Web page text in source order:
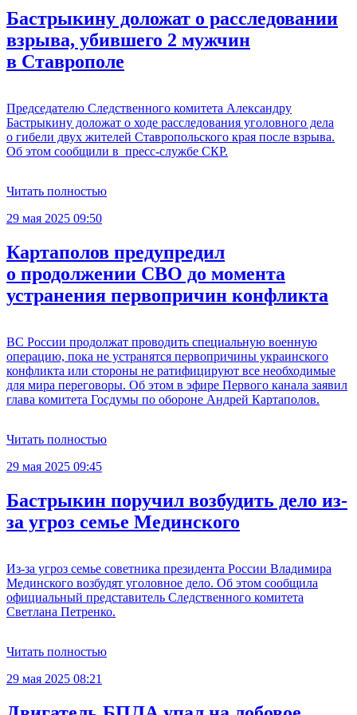
Бастрыкину доложат о расследовании
взрыва, убившего 2 мужчин
в Ставрополе
Председателю Следственного комитета Александру
Бастрыкину доложат о ходе расследования уголовного дела
о гибели двух жителей Ставропольского края после взрыва.
Об этом сообщили в пресс-службе СКР.
Читать полностью
29 мая 2025 09:50
Картаполов предупредил
о продолжении СВО до момента
устранения первопричин конфликта
ВС России продолжат проводить специальную военную
операцию, пока не устранятся первопричины украинского
конфликта или стороны не ратифицируют все необходимые
для мира переговоры. Об этом в эфире Первого канала заявил
глава комитета Госдумы по обороне Андрей Картаполов.
Читать полностью
29 мая 2025 09:45
Бастрыкин поручил возбудить дело из-
за угроз семье Мединского
Из-за угроз семье советника президента России Владимира
Мединского возбудят уголовное дело. Об этом сообщила
официальный представитель Следственного комитета
Светлана Петренко.
Читать полностью
29 мая 2025 08:21